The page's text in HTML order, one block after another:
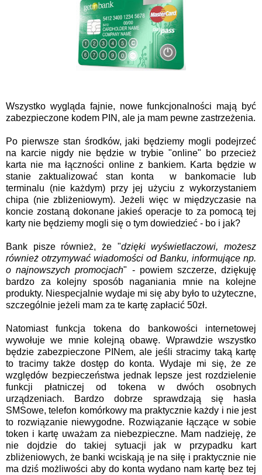
Wszystko wygląda fajnie, nowe funkcjonalności mają być
zabezpieczone kodem PIN, ale ja mam pewne zastrzeżenia.
Po pierwsze stan środków, jaki będziemy mogli podejrzeć
na karcie nigdy nie będzie w trybie "online" bo przecież
karta nie ma łączności online z bankiem. Karta będzie w
stanie zaktualizować stan konta w bankomacie lub
terminalu (nie każdym) przy jej użyciu z wykorzystaniem
chipa (nie zbliżeniowym). Jeżeli więc w międzyczasie na
koncie zostaną dokonane jakieś operacje to za pomocą tej
karty nie będziemy mogli się o tym dowiedzieć - bo i jak?
Bank pisze również, że "dzięki wyświetlaczowi, możesz
również otrzymywać wiadomości od Banku, informujące np.
o najnowszych promocjach" - powiem szczerze, dziękuję
bardzo za kolejny sposób naganiania mnie na kolejne
produkty. Niespecjalnie wydaje mi się aby było to użyteczne,
szczególnie jeżeli mam za te kartę zapłacić 50zł.
Natomiast funkcja tokena do bankowości internetowej
wywołuje we mnie kolejną obawę. Wprawdzie wszystko
będzie zabezpieczone PINem, ale jeśli stracimy taką kartę
to tracimy także dostęp do konta. Wydaje mi się, że ze
względów bezpieczeństwa jednak lepsze jest rozdzielenie
funkcji płatniczej od tokena w dwóch osobnych
urządzeniach. Bardzo dobrze sprawdzają się hasła
SMSowe, telefon komórkowy ma praktycznie każdy i nie jest
to rozwiązanie niewygodne. Rozwiązanie łączące w sobie
token i kartę uważam za niebezpieczne. Mam nadzieję, że
nie dojdzie do takiej sytuacji jak w przypadku kart
zbliżeniowych, że banki wciskają je na siłę i praktycznie nie
ma dziś możliwości aby do konta wydano nam kartę bez tej